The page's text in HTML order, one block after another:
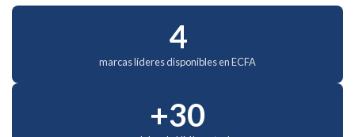
4
marcas líderes disponibles en ECFA
+30